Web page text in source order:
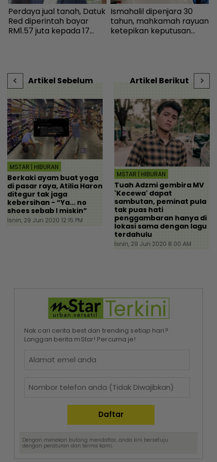
Perdaya jual tanah, Datuk
Red diperintah bayar
RM1.57 juta kepada 17
Ismahalil dipenjara 30
tahun, mahkamah rayuan
ketepikan keputusan
Artikel Sebelum
MSTAR | HIBURAN
Berkaki ayam buat yoga
di pasar raya, Atilia Haron
ditegur tak jaga
kebersihan - “Ya... no
shoes sebab I miskin”
Isnin, 29 Jun 2020 12:15 PM
Artikel Berikut
MSTAR | HIBURAN
Tuah Adzmi gembira MV
'Kecewa' dapat
sambutan, peminat pula
tak puas hati
penggambaran hanya di
lokasi sama dengan lagu
terdahulu
Isnin, 29 Jun 2020 8:00 AM
Nak cari cerita best dan trending setiap hari?
Langgan berita mStar! Percuma je!
Dengan menekan butang mendaftar, anda kini bersetuju
dengan peraturan dan terma kami.